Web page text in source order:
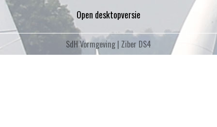
Open desktopversie
SdH Vormgeving | Ziber DS4